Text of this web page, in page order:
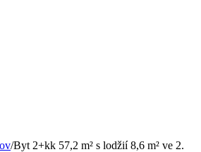
/Byt 2+kk 57,2 m² s lodžií 8,6 m² ve 2.